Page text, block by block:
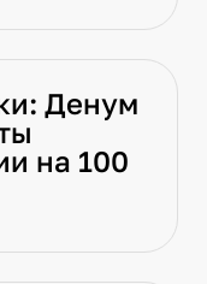
Денум
на 100